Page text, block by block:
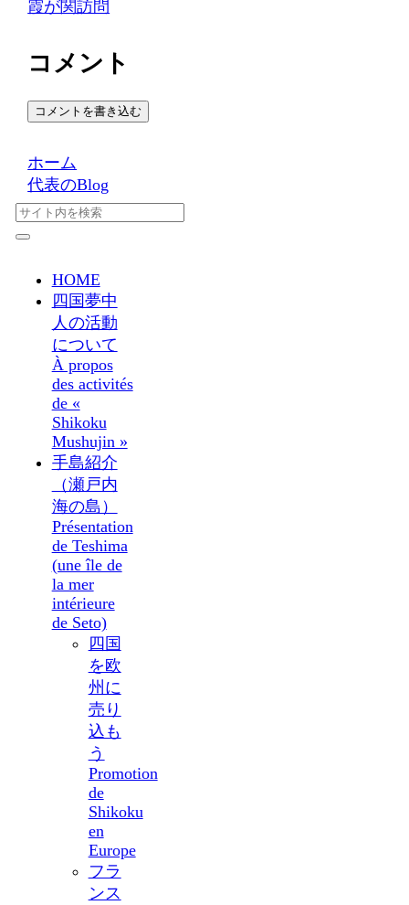
霞が関訪問
コメント
コメントを書き込む
ホーム
代表のBlog
HOME
四国夢中
人の活動
について
À propos
des activités
de «
Shikoku
Mushujin »
手島紹介
（瀬戸内
海の島）
Présentation
de Teshima
(une île de
la mer
intérieure
de Seto)
四国
を欧
州に
売り
込も
う
Promotion
de
Shikoku
en
Europe
フラ
ンス